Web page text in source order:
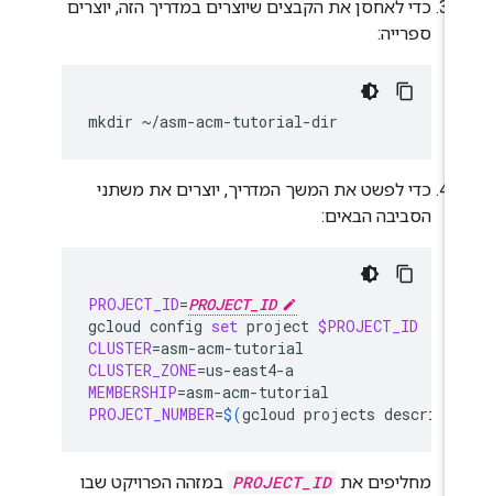
כדי לאחסן את הקבצים שיוצרים במדריך הזה, יוצרים
ספרייה:
mkdir
כדי לפשט את המשך המדריך, יוצרים את משתני
הסביבה הבאים:
PROJECT_ID=PROJECT_ID
gcloud config set project $PROJECT_ID
CLUSTER=
CLUSTER_ZONE=
MEMBERSHIP=
PROJECT_NUMBER=$(gcloud projects describe
מחליפים את PROJECT_ID במזהה הפרויקט שבו